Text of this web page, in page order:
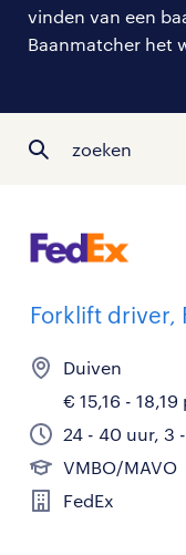
vinden van een
Baanmatcher het
zoeken
Forklift driver,
Duiven
€ 15,16 -
24 - 40 uur, 3
VMBO/MAVO
FedEx